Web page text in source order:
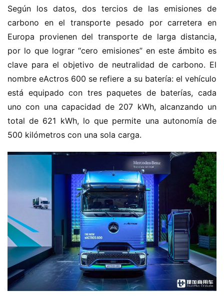
Según los datos, dos tercios de las emisiones de
carbono en el transporte pesado por carretera en
Europa provienen del transporte de larga distancia,
por lo que lograr “cero emisiones” en este ámbito es
clave para el objetivo de neutralidad de carbono. El
nombre eActros 600 se refiere a su batería: el vehículo
está equipado con tres paquetes de baterías, cada
uno con una capacidad de 207 kWh, alcanzando un
total de 621 kWh, lo que permite una autonomía de
500 kilómetros con una sola carga.